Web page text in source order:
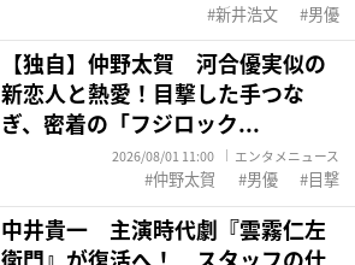
新井浩文 男優
【独自】仲野太賀 河合優実似の
新恋人と熱愛！目撃した手つな
ぎ、密着の「フジロック...
2026/08/01 11:00 エンタメニュース
仲野太賀 男優 目撃
中井貴一 主演時代劇『雲霧仁左